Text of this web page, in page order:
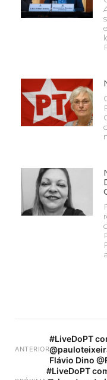
ANTERIOR
#LiveDoPT
Flávio Dino
#LiveDoPT